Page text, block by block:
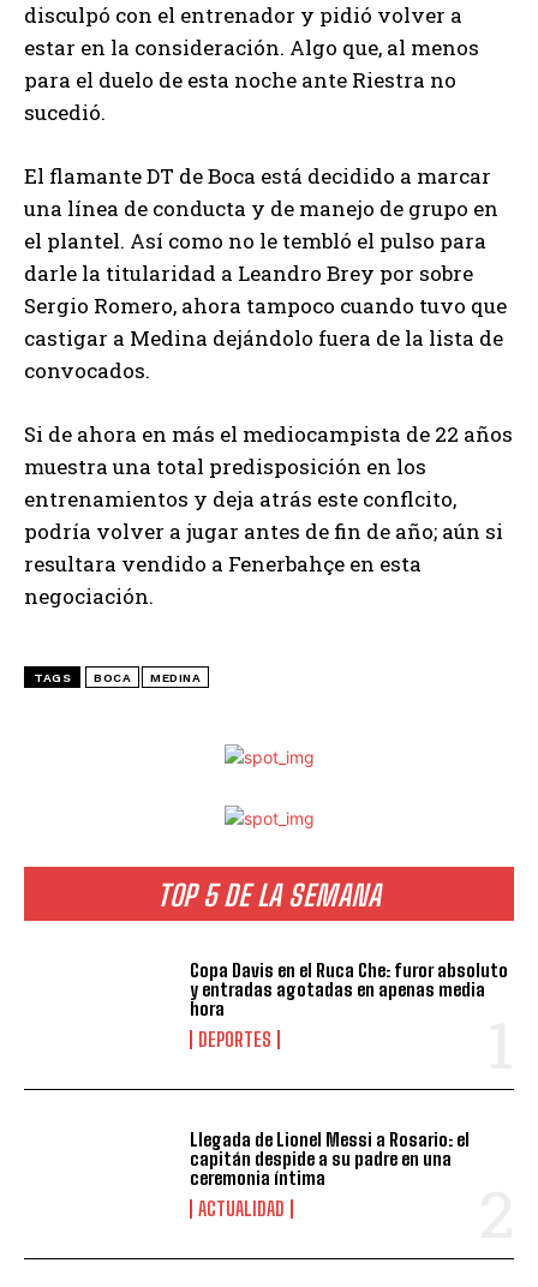
TOP 5 DE LA SEMANA
Copa Davis en el Ruca Che: furor absoluto
y entradas agotadas en apenas media
hora
DEPORTES
Llegada de Lionel Messi a Rosario: el
capitán despide a su padre en una
ceremonia íntima
ACTUALIDAD
disculpó con el entrenador y pidió volver a
estar en la consideración. Algo que, al menos
para el duelo de esta noche ante Riestra no
sucedió.
El flamante DT de Boca está decidido a marcar
una línea de conducta y de manejo de grupo en
el plantel. Así como no le tembló el pulso para
darle la titularidad a Leandro Brey por sobre
Sergio Romero, ahora tampoco cuando tuvo que
castigar a Medina dejándolo fuera de la lista de
convocados.
Si de ahora en más el mediocampista de 22 años
muestra una total predisposición en los
entrenamientos y deja atrás este conflcito,
podría volver a jugar antes de fin de año; aún si
resultara vendido a Fenerbahçe en esta
negociación.
TAGS BOCA MEDINA